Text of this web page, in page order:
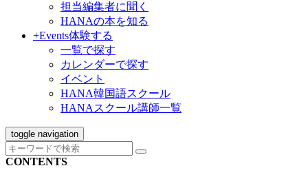
担当編集者に聞く
HANAの本を知る
+Events体験する
一覧で探す
カレンダーで探す
イベント
HANA韓国語スクール
HANAスクール講師一覧
toggle navigation
CONTENTS